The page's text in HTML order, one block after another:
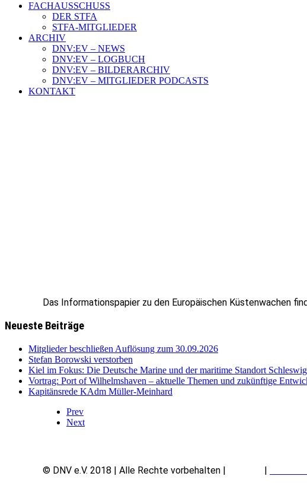
FACHAUSSCHUSS
DER STFA
STFA-MITGLIEDER
ARCHIV
DNV:EV – NEWS
DNV:EV – LOGBUCH
DNV:EV – BILDERARCHIV
DNV:EV – MITGLIEDER PODCASTS
KONTAKT
Das Informationspapier zu den Europäischen Küstenwachen
Neueste Beiträge
Mitglieder beschließen Auflösung zum 30.09.2026
Stefan Borowski verstorben
Kiel im Fokus: Die Deutsche Marine und der maritime Standort
Vortrag: Port of Wilhelmshaven – aktuelle Themen und zukünftige
Kapitänsrede KAdm Müller-Meinhard
Prev
Next
© DNV e.V. 2018 | Alle Rechte vorbehalten | |